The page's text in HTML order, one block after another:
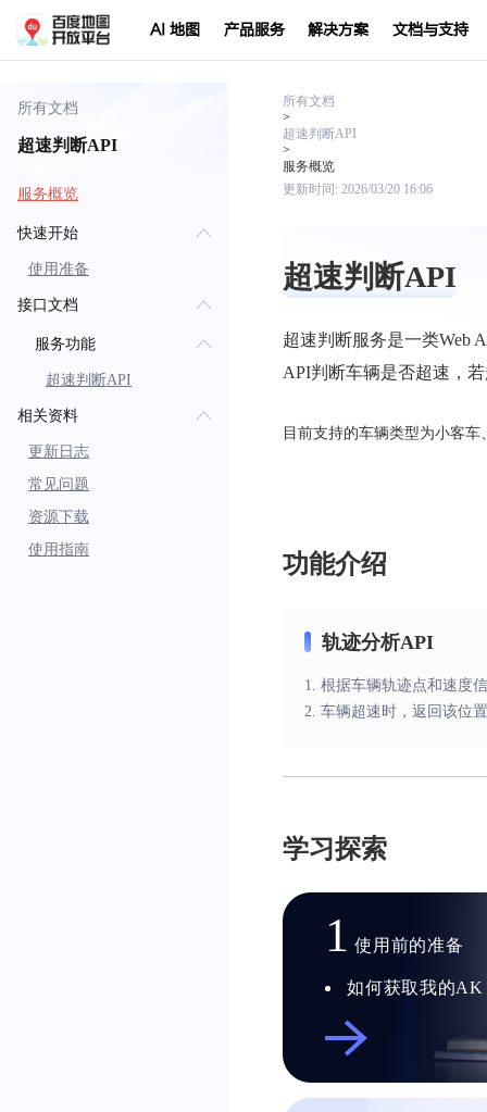
AI 地图 产品服务 解决方案 文档与支持
所有文档
超速判断API
服务概览
快速开始
使用准备
接口文档
服务功能
超速判断API
相关资料
更新日志
常见问题
资源下载
使用指南
所有文档
>
超速判断API
>
服务概览
更新时间: 2026/03/20 16:06
超速判断API
超速判断服务是一类Web
API判断车辆是否超速，
目前支持的车辆类型为小客车
功能介绍
轨迹分析API
1. 根据车辆轨迹点和速度
2. 车辆超速时，返回该位
学习探索
1 使用前的准备
如何获取我的AK